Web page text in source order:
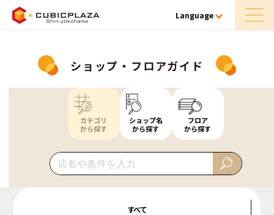
Language
ショップ・フロアガイド
カテゴリ
から探す
ショップ名
から探す
フロア
から探す
すべて